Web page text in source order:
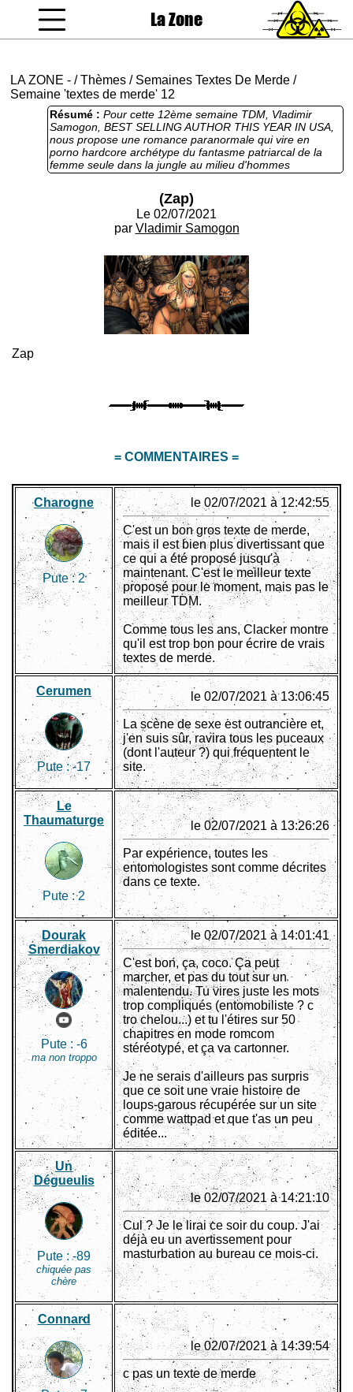
La Zone
LA ZONE - /Thèmes / Semaines Textes De Merde /
Semaine 'textes de merde' 12
Résumé : Pour cette 12ème semaine TDM, Vladimir
Samogon, BEST SELLING AUTHOR THIS YEAR IN USA,
nous propose une romance paranormale qui vire en
porno hardcore archétype du fantasme patriarcal de la
femme seule dans la jungle au milieu d'hommes
sauvages. De la bonne grosse daube qui place Clacker
(Zap)
Le 02/07/2021
par Vladimir Samogon
Zap
= COMMENTAIRES =
Charogne
Pute :2
le 02/07/2021 à 12:42:55
C'est un bon gros texte de merde,
mais il est bien plus divertissant que
ce qui a été proposé jusqu'à
maintenant. C'est le meilleur texte
proposé pour le moment, mais pas le
meilleur TDM.
Comme tous les ans, Clacker montre
qu'il est trop bon pour écrire de vrais
textes de merde.
Cerumen
Pute :-17
le 02/07/2021 à 13:06:45
La scène de sexe est outrancière et,
j'en suis sûr, ravira tous les puceaux
(dont l'auteur ?) qui fréquentent le
site.
Le
Thaumaturge
Pute :2
le 02/07/2021 à 13:26:26
Par expérience, toutes les
entomologistes sont comme décrites
dans ce texte.
Dourak
Smerdiakov
Pute :-6
ma non troppo
le 02/07/2021 à 14:01:41
C'est bon, ça, coco. Ça peut
marcher, et pas du tout sur un
malentendu. Tu vires juste les mots
trop compliqués (entomobiliste ? c
tro chelou...) et tu l'étires sur 50
chapitres en mode romcom
stéréotypé, et ça va cartonner.
Je ne serais d'ailleurs pas surpris
que ce soit une vraie histoire de
loups-garous récupérée sur un site
comme wattpad et que t'as un peu
éditée...
Un
Dégueulis
Pute :-89
chiquée pas
chère
le 02/07/2021 à 14:21:10
Cul ? Je le lirai ce soir du coup. J'ai
déjà eu un avertissement pour
masturbation au bureau ce mois-ci.
Connard
le 02/07/2021 à 14:39:54
c pas un texte de merde